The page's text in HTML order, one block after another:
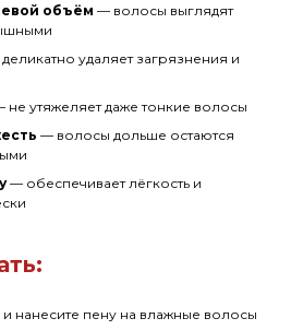
объём — волосы выглядят
удаляет загрязнения и
не утяжеляет даже тонкие волосы
— волосы дольше остаются
— обеспечивает лёгкость и
нанесите пену на влажные волосы